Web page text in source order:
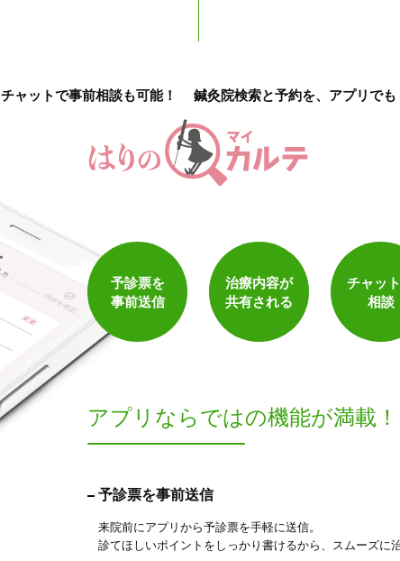
チャットで事前相談も可能！ 鍼灸院検索と予約を、アプリでも
予診票を
事前送信
治療内容が
共有される
チャッ
相談
アプリならではの機能が満載！
予診票を事前送信
来院前にアプリから予診票を手軽に送信。
診てほしいポイントをしっかり書けるから、スムーズに